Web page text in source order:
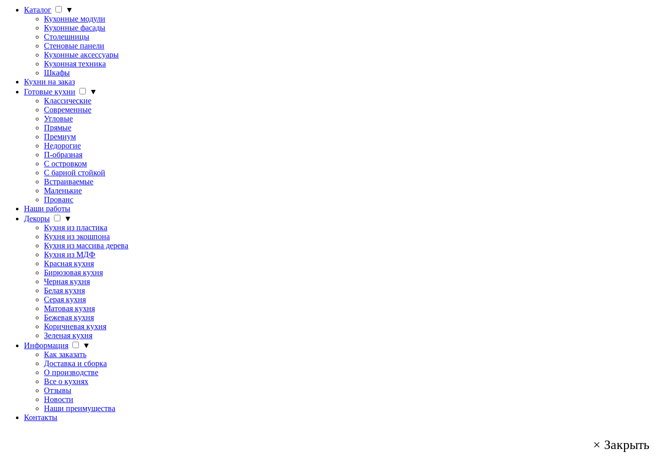
Каталог
▼
Кухонные модули
Кухонные фасады
Столешницы
Стеновые панели
Кухонные аксессуары
Кухонная техника
Шкафы
Кухни на заказ
Готовые кухни
▼
Классические
Современные
Угловые
Прямые
Премиум
Недорогие
П-образная
С островком
С барной стойкой
Встраиваемые
Маленькие
Прованс
Наши работы
Декоры
▼
Кухня из пластика
Кухня из экошпона
Кухня из массива дерева
Кухня из МДФ
Красная кухня
Бирюзовая кухня
Черная кухня
Белая кухня
Серая кухня
Матовая кухня
Бежевая кухня
Коричневая кухня
Зеленая кухня
Информация
▼
Как заказать
Доставка и сборка
О производстве
Все о кухнях
Отзывы
Новости
Наши преимущества
Контакты
× Закрыть